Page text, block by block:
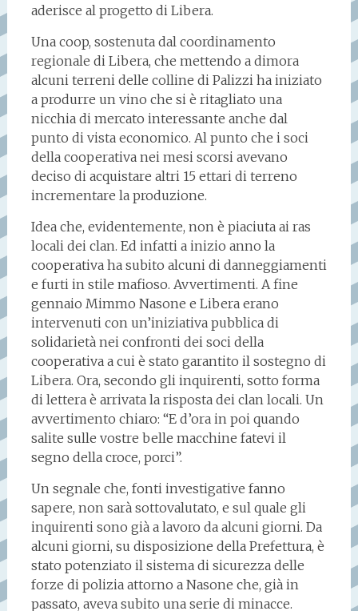
aderisce al progetto di Libera.
Una coop, sostenuta dal coordinamento
regionale di Libera, che mettendo a dimora
alcuni terreni delle colline di Palizzi ha iniziato
a produrre un vino che si è ritagliato una
nicchia di mercato interessante anche dal
punto di vista economico. Al punto che i soci
della cooperativa nei mesi scorsi avevano
deciso di acquistare altri 15 ettari di terreno
incrementare la produzione.
Idea che, evidentemente, non è piaciuta ai ras
locali dei clan. Ed infatti a inizio anno la
cooperativa ha subito alcuni di danneggiamenti
e furti in stile mafioso. Avvertimenti. A fine
gennaio Mimmo Nasone e Libera erano
intervenuti con un’iniziativa pubblica di
solidarietà nei confronti dei soci della
cooperativa a cui è stato garantito il sostegno di
Libera. Ora, secondo gli inquirenti, sotto forma
di lettera è arrivata la risposta dei clan locali. Un
avvertimento chiaro: “E d’ora in poi quando
salite sulle vostre belle macchine fatevi il
segno della croce, porci”.
Un segnale che, fonti investigative fanno
sapere, non sarà sottovalutato, e sul quale gli
inquirenti sono già a lavoro da alcuni giorni. Da
alcuni giorni, su disposizione della Prefettura, è
stato potenziato il sistema di sicurezza delle
forze di polizia attorno a Nasone che, già in
passato, aveva subito una serie di minacce.